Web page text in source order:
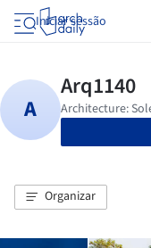
Iniciar sessão
Organizar